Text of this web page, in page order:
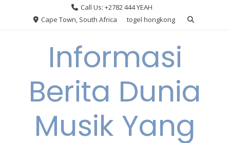
Call Us: +2782 444 YEAH
Cape Town, South Africa
togel hongkong
Informasi
Berita Dunia
Musik Yang